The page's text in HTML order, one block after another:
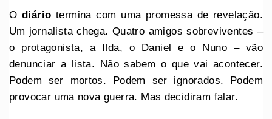
Odiário termina com uma promessa de revelação.
Um jornalista chega. Quatro amigos sobreviventes –
o protagonista, a Ilda, o Daniel e o Nuno – vão
denunciar a lista. Não sabem o que vai acontecer.
Podem ser mortos. Podem ser ignorados. Podem
provocar uma nova guerra. Mas decidiram falar.